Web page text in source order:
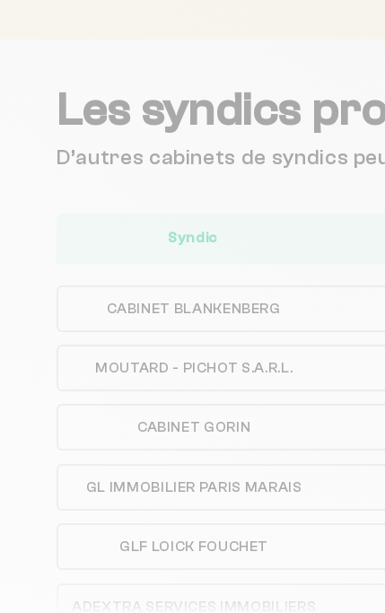
Les syndics
D’autres cabinets de syndics
Syndic
CABINET BLANKENBERG
MOUTARD - PICHOT S.A.R.L.
CABINET GORIN
GL IMMOBILIER PARIS MARAIS
GLF LOICK FOUCHET
ADEXTRA SERVICES IMMOBILIERS